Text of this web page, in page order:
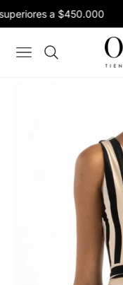
a $450.000
Navigation